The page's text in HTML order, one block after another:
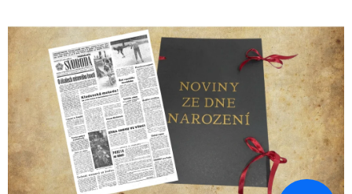
0,0
z
5
hvězdiček.